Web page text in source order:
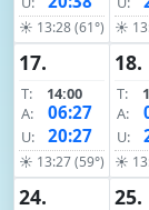
☀ 13:28 (61°) ☀
17.
T:
14:00
A:
06:27
U: 20:27
☀ 13:27 (59°)
18.
T:
A:
U:
☀
24. 25.